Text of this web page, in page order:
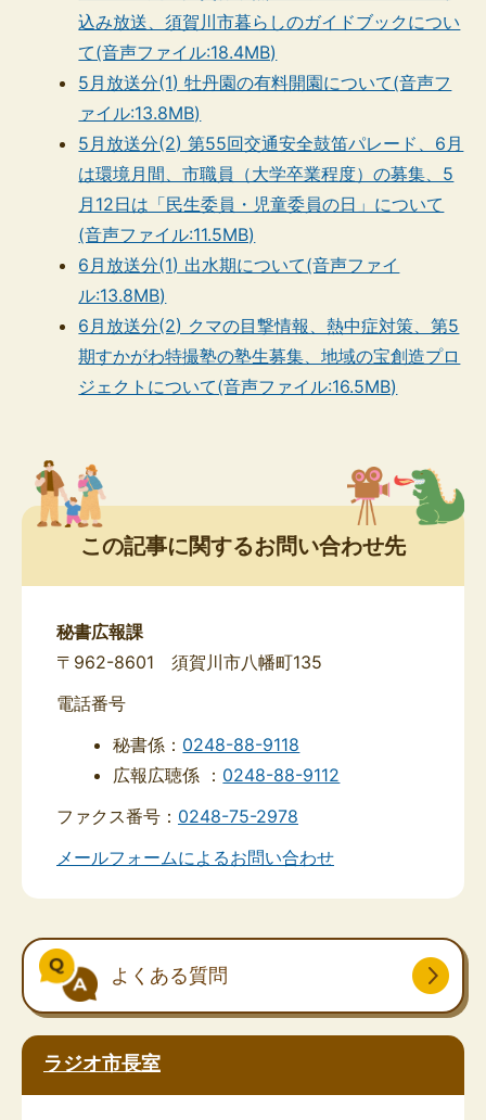
込み放送、須賀川市暮らしのガイドブックについ
て(音声ファイル:18.4MB)
5月放送分(1) 牡丹園の有料開園について(音声フ
ァイル:13.8MB)
5月放送分(2) 第55回交通安全鼓笛パレード、6月
は環境月間、市職員（大学卒業程度）の募集、5
月12日は「民生委員・児童委員の日」について
(音声ファイル:11.5MB)
6月放送分(1) 出水期について(音声ファイ
ル:13.8MB)
6月放送分(2) クマの目撃情報、熱中症対策、第5
期すかがわ特撮塾の塾生募集、地域の宝創造プロ
ジェクトについて(音声ファイル:16.5MB)
この記事に関するお問い合わせ先
秘書広報課
〒962-8601 須賀川市八幡町135
電話番号
秘書係： 0248-88-9118
広報広聴係 ： 0248-88-9112
ファクス番号： 0248-75-2978
メールフォームによるお問い合わせ
よくある質問
ラジオ市長室